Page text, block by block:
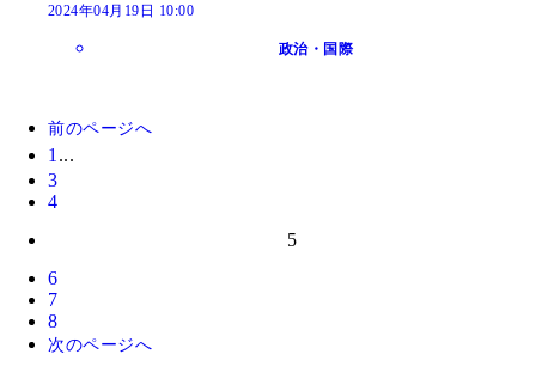
2024年04月19日 10:00
政治・国際
前のページへ
1 ...
3
4
5
6
7
8
次のページへ